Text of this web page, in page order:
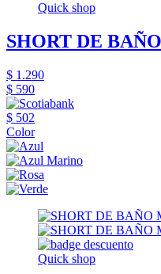
Quick shop
SHORT DE
$ 1.290
$ 590
$ 502
Color
Quick shop